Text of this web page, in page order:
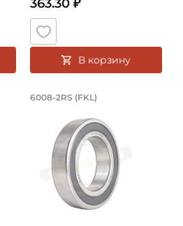
363.30 ₽
В корзину
мм, шариковый
Подшипник
6008-2RS (FKL)